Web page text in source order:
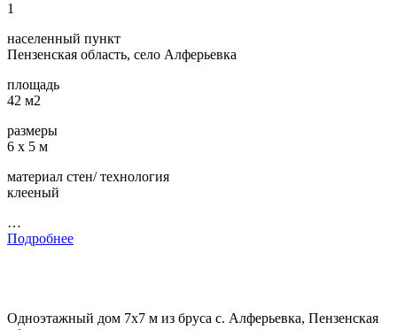
1
населенный пункт
Пензенская область, село Алферьевка
площадь
42 м2
размеры
6 х 5 м
материал стен/ технология
клееный
…
Подробнее
Одноэтажный дом 7х7 м из бруса с. Алферьевка, Пензенская